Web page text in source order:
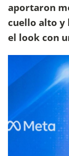
aportaron
cuello alto y
el look con